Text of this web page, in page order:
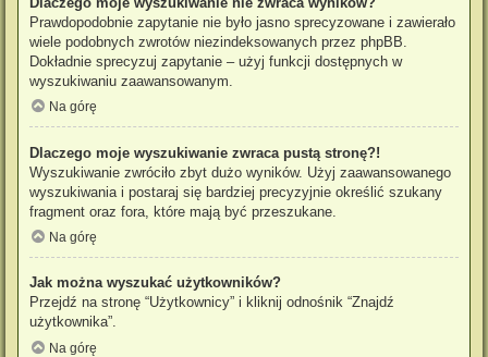
Prawdopodobnie zapytanie nie było jasno sprecyzowane i zawierało
wiele podobnych zwrotów niezindeksowanych przez phpBB.
Dokładnie sprecyzuj zapytanie – użyj funkcji dostępnych w
wyszukiwaniu zaawansowanym.
Na górę
Dlaczego moje wyszukiwanie zwraca pustą stronę?!
Wyszukiwanie zwróciło zbyt dużo wyników. Użyj zaawansowanego
wyszukiwania i postaraj się bardziej precyzyjnie określić szukany
fragment oraz fora, które mają być przeszukane.
Na górę
Jak można wyszukać użytkowników?
Przejdź na stronę “Użytkownicy” i kliknij odnośnik “Znajdź
użytkownika”.
Na górę